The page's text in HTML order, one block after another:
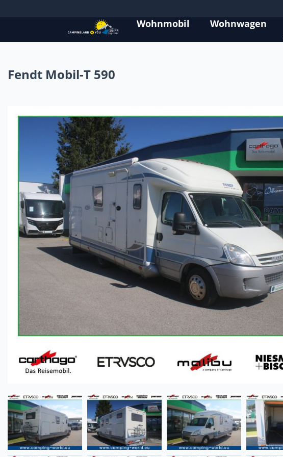
Wohnmobil Wohnwagen
Fendt Mobil-T 590